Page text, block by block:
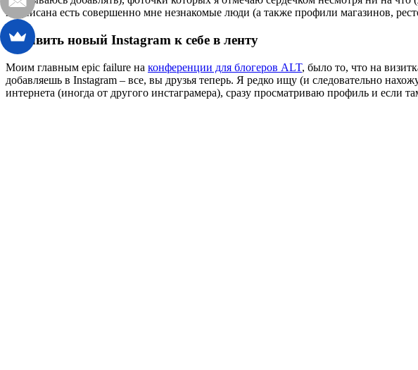
подписана есть совершенно мне незнакомые люди (а также профили магазинов,
Добавить новый Instagram к себе в ленту
Моим главным epic failure на конференции для блогеров ALT, было то, что на
добавляешь в Instagram – все, вы друзья теперь. Я редко ищу (и следовательно
интернета (иногда от другого инстаграмера), сразу просматриваю профиль и